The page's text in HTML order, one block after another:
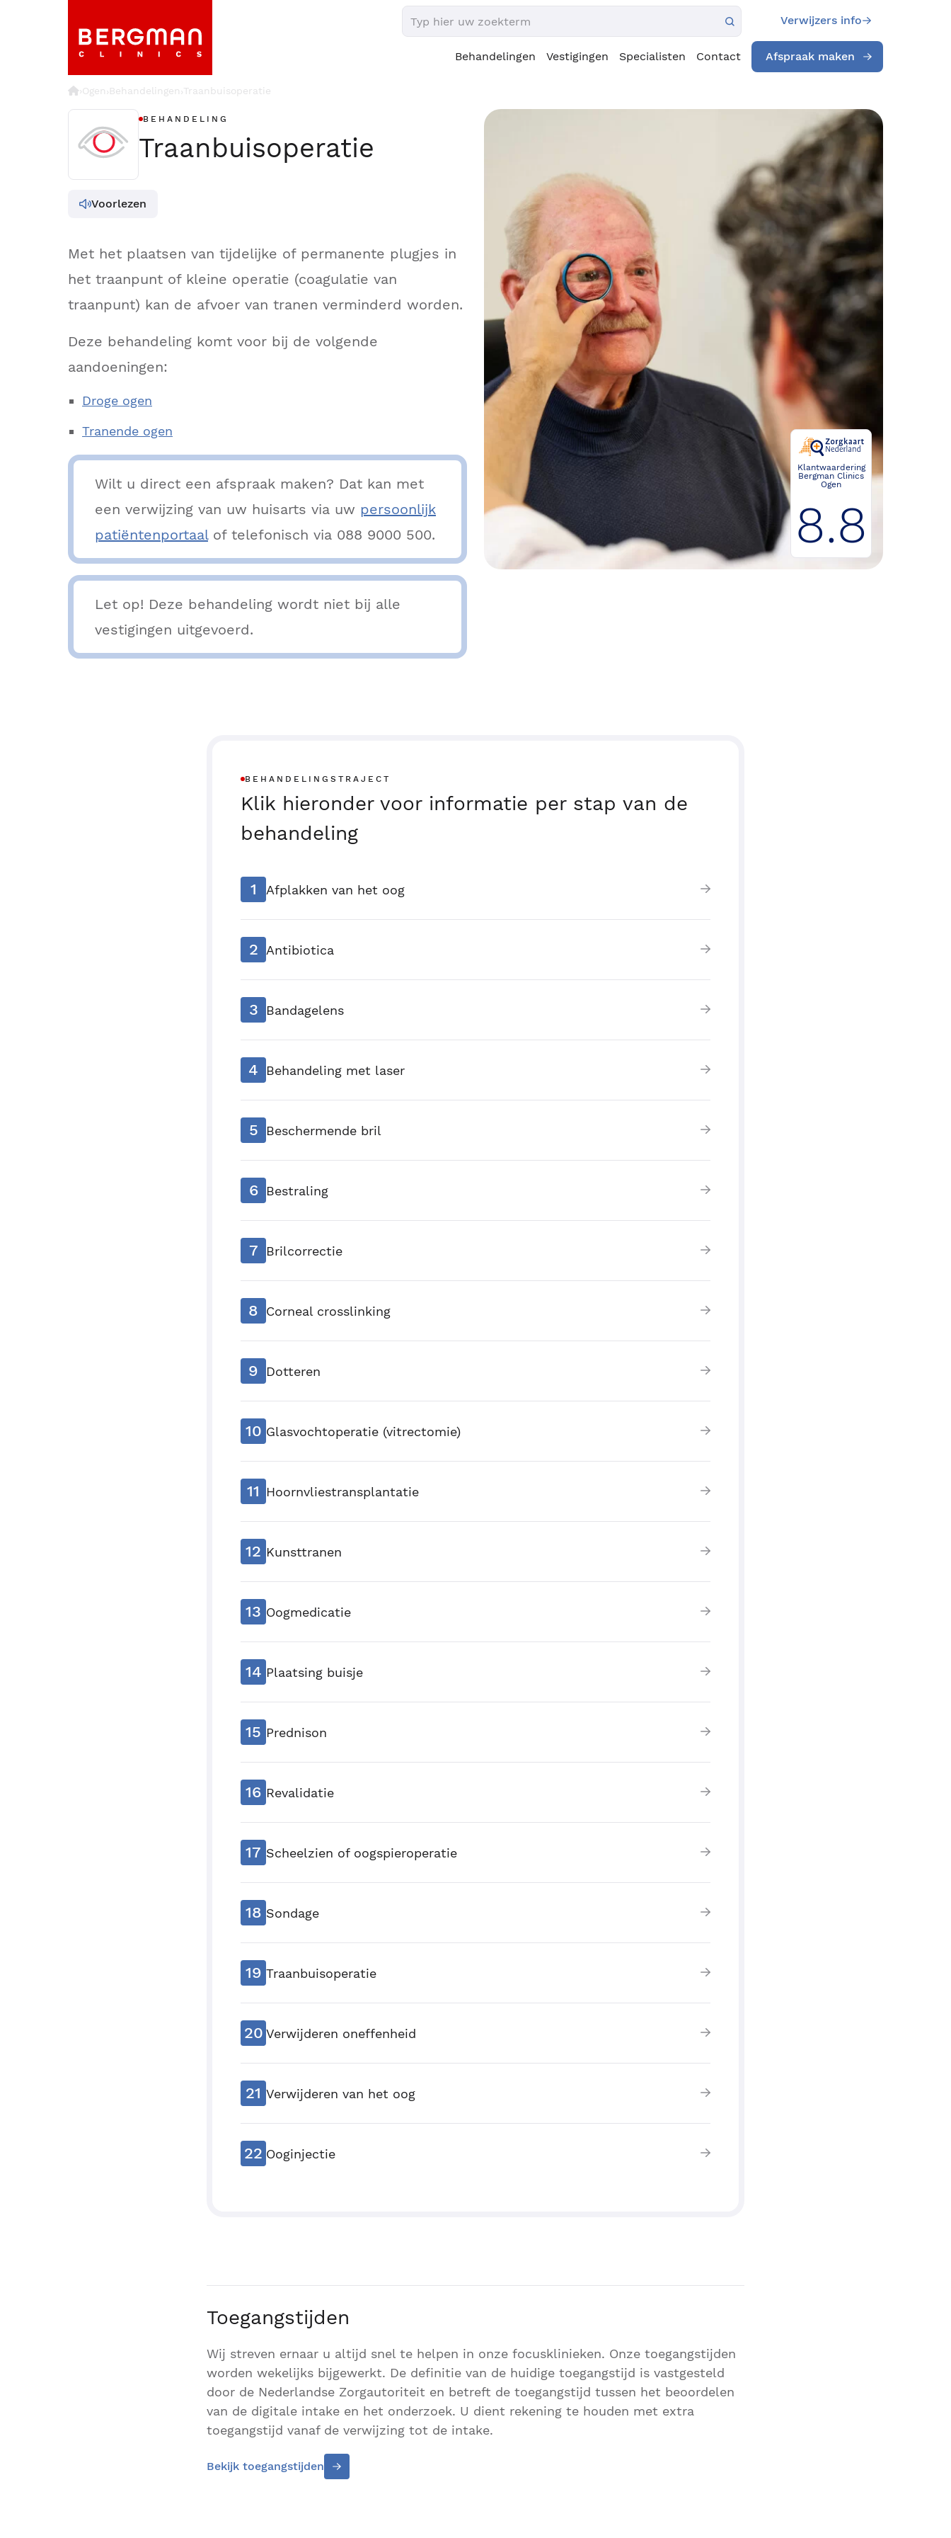
Verwijzers info
Behandelingen Vestigingen Specialisten Contact Afspraak maken
›Ogen›Behandelingen›Traanbuisoperatie
BEHANDELING
Traanbuisoperatie
Voorlezen
Met het plaatsen van tijdelijke of permanente plugjes in
het traanpunt of kleine operatie (coagulatie van
traanpunt) kan de afvoer van tranen verminderd worden.
Deze behandeling komt voor bij de volgende
aandoeningen:
Droge ogen
Tranende ogen
Wilt u direct een afspraak maken? Dat kan met
een verwijzing van uw huisarts via uw persoonlijk
patiëntenportaalof telefonisch via 088 9000 500.
Let op! Deze behandeling wordt niet bij alle
vestigingen uitgevoerd.
Klantwaardering
Bergman Clinics
Ogen
8.8
BEHANDELINGSTRAJECT
Klik hieronder voor informatie per stap van de
behandeling
1 Afplakken van het oog
2 Antibiotica
3 Bandagelens
4 Behandeling met laser
5 Beschermende bril
6 Bestraling
7 Brilcorrectie
8 Corneal crosslinking
9 Dotteren
10 Glasvochtoperatie (vitrectomie)
11 Hoornvliestransplantatie
12 Kunsttranen
13 Oogmedicatie
14 Plaatsing buisje
15 Prednison
16 Revalidatie
17 Scheelzien of oogspieroperatie
18 Sondage
19 Traanbuisoperatie
20 Verwijderen oneffenheid
21 Verwijderen van het oog
22 Ooginjectie
Toegangstijden
Wij streven ernaar u altijd snel te helpen in onze focusklinieken. Onze toegangstijden
worden wekelijks bijgewerkt. De definitie van de huidige toegangstijd is vastgesteld
door de Nederlandse Zorgautoriteit en betreft de toegangstijd tussen het beoordelen
van de digitale intake en het onderzoek. U dient rekening te houden met extra
toegangstijd vanaf de verwijzing tot de intake.
Bekijk toegangstijden